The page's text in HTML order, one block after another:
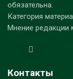
обязательна.
Категория
Мнение редакции
Контакты